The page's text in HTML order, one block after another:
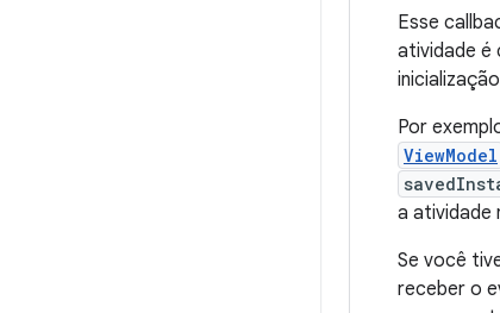
Esse
atividade é
Por
ViewModel
a atividade
Se você
receber o